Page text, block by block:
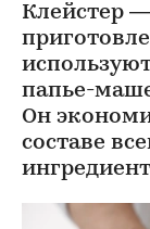
Клейстер
папье-
Он
составе